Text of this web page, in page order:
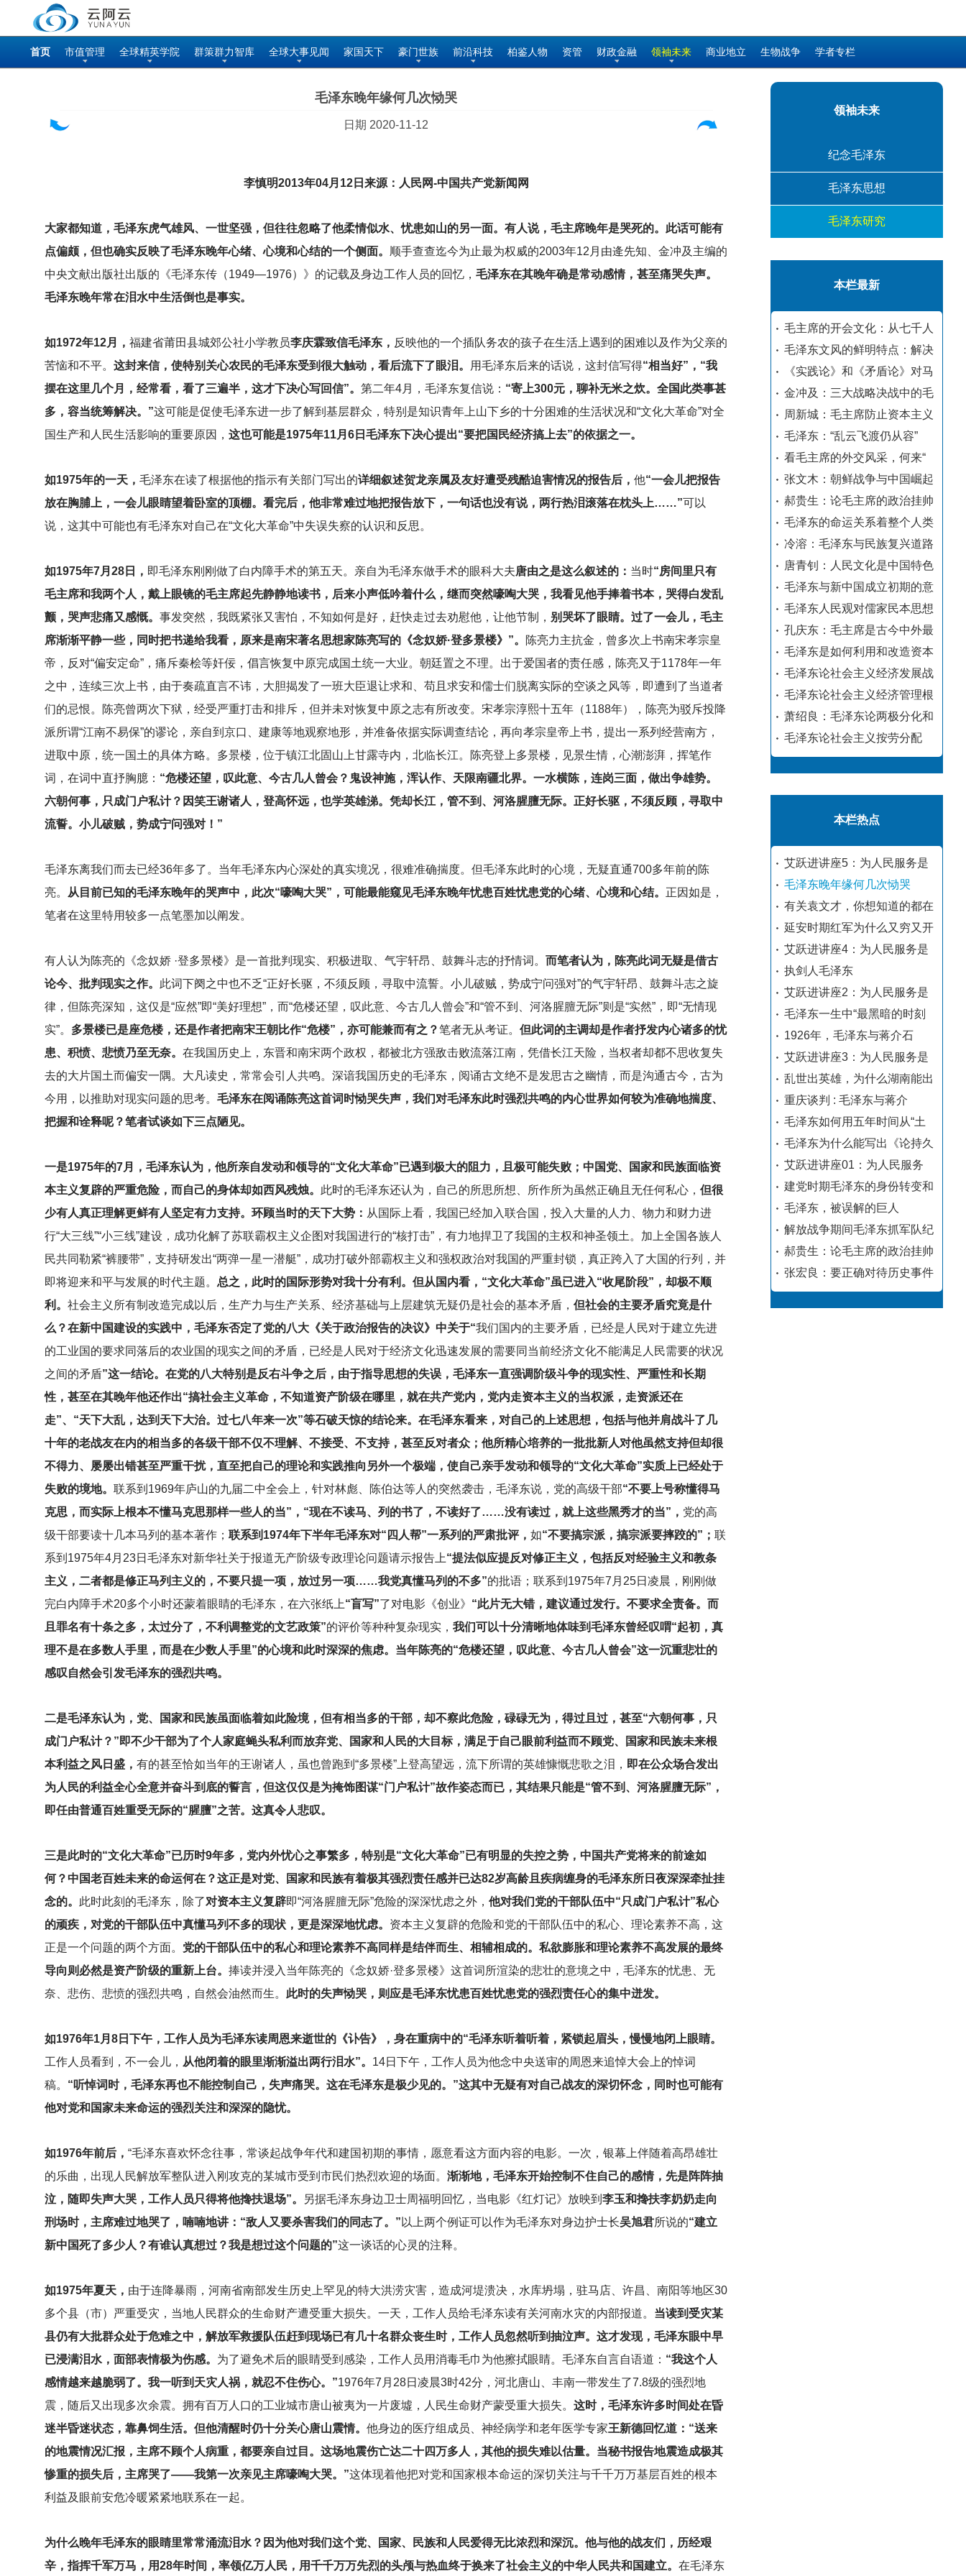
首页 市值管理 全球精英学院 群策群力智库 全球大事见闻 家国天下 豪门世族 前沿科技 柏鉴人物 资管 财政金融 领袖未来 商业地立 生物战争 学者专栏
毛泽东晚年缘何几次恸哭
日期 2020-11-12
李慎明2013年04月12日来源：人民网-中国共产党新闻网
大家都知道，毛泽东虎气雄风、一世坚强，但往往忽略了他柔情似水、忧患如山的另一面。有人说，毛主席晚年是哭死的。此话可能有
点偏颇，但也确实反映了毛泽东晚年心绪、心境和心结的一个侧面。 顺手查查迄今为止最为权威的2003年12月由逄先知、金冲及主编的
中央文献出版社出版的《毛泽东传（1949—1976）》的记载及身边工作人员的回忆， 毛泽东在其晚年确是常动感情，甚至痛哭失声。
毛泽东晚年常在泪水中生活倒也是事实。
如1972年12月， 福建省莆田县城郊公社小学教员李庆霖致信毛泽东， 反映他的一个插队务农的孩子在生活上遇到的困难以及作为父亲的
苦恼和不平。 这封来信，使特别关心农民的毛泽东受到很大触动，看后流下了眼泪。 用毛泽东后来的话说，这封信写得“相当好”，“我
摆在这里几个月，经常看，看了三遍半，这才下决心写回信”。 第二年4月，毛泽东复信说： “寄上300元，聊补无米之炊。全国此类事甚
多，容当统筹解决。”这可能是促使毛泽东进一步了解到基层群众，特别是知识青年上山下乡的十分困难的生活状况和“文化大革命”对全
国生产和人民生活影响的重要原因， 这也可能是1975年11月6日毛泽东下决心提出“要把国民经济搞上去”的依据之一。
如1975年的一天， 毛泽东在读了根据他的指示有关部门写出的详细叙述贺龙亲属及友好遭受残酷迫害情况的报告后， 他“一会儿把报告
放在胸脯上，一会儿眼睛望着卧室的顶棚。看完后，他非常难过地把报告放下，一句话也没有说，两行热泪滚落在枕头上……”可以
说，这其中可能也有毛泽东对自己在“文化大革命”中失误失察的认识和反思。
如1975年7月28日， 即毛泽东刚刚做了白内障手术的第五天。亲自为毛泽东做手术的眼科大夫唐由之是这么叙述的： 当时“房间里只有
毛主席和我两个人，戴上眼镜的毛主席起先静静地读书，后来小声低吟着什么，继而突然嚎啕大哭，我看见他手捧着书本，哭得白发乱
颤，哭声悲痛又感慨。 事发突然，我既紧张又害怕，不知如何是好，赶快走过去劝慰他，让他节制， 别哭坏了眼睛。过了一会儿，毛主
席渐渐平静一些，同时把书递给我看，原来是南宋著名思想家陈亮写的《念奴娇·登多景楼》”。
陈亮力主抗金，曾多次上书南宋孝宗皇
帝，反对“偏安定命”，痛斥秦桧等奸佞，倡言恢复中原完成国土统一大业。朝廷置之不理。出于爱国者的责任感，陈亮又于1178年一年
之中，连续三次上书，由于奏疏直言不讳，大胆揭发了一班大臣退让求和、苟且求安和儒士们脱离实际的空谈之风等，即遭到了当道者
们的忌恨。陈亮曾两次下狱，经受严重打击和排斥，但并未对恢复中原之志有所改变。宋孝宗淳熙十五年（1188年），陈亮为驳斥投降
派所谓“江南不易保”的谬论，亲自到京口、建康等地观察地形，并准备依据实际调查结论，再向孝宗皇帝上书，提出一系列经营南方，
进取中原，统一国土的具体方略。多景楼，位于镇江北固山上甘露寺内，北临长江。陈亮登上多景楼，见景生情，心潮澎湃，挥笔作
词，在词中直抒胸臆： “危楼还望，叹此意、今古几人曾会？鬼设神施，浑认作、天限南疆北界。一水横陈，连岗三面，做出争雄势。
六朝何事，只成门户私计？因笑王谢诸人，登高怀远，也学英雄涕。凭却长江，管不到、河洛腥膻无际。正好长驱，不须反顾，寻取中
流誓。小儿破贼，势成宁问强对！”
毛泽东离我们而去已经36年多了。当年毛泽东内心深处的真实境况，很难准确揣度。但毛泽东此时的心境，无疑直通700多年前的陈
亮。
从目前已知的毛泽东晚年的哭声中，此次“嚎啕大哭”，可能最能窥见毛泽东晚年忧患百姓忧患党的心绪、心境和心结。 正因如是，
笔者在这里特用较多一点笔墨加以阐发。
有人认为陈亮的《念奴娇 ·登多景楼》是一首批判现实、积极进取、气宇轩昂、鼓舞斗志的抒情词。 而笔者认为，陈亮此词无疑是借古
论今、批判现实之作。 此词下阕之中也不乏“正好长驱，不须反顾，寻取中流誓。小儿破贼，势成宁问强对”的气宇轩昂、鼓舞斗志之旋
律，但陈亮深知，这仅是“应然”即“美好理想”，而“危楼还望，叹此意、今古几人曾会”和“管不到、河洛腥膻无际”则是“实然”，即“无情现
实”。 多景楼已是座危楼，还是作者把南宋王朝比作“危楼”，亦可能兼而有之？笔者无从考证。 但此词的主调却是作者抒发内心诸多的忧
患、积愤、悲愤乃至无奈。 在我国历史上，东晋和南宋两个政权，都被北方强敌击败流落江南，凭借长江天险，当权者却都不思收复失
去的大片国土而偏安一隅。大凡读史，常常会引人共鸣。深谙我国历史的毛泽东，阅诵古文绝不是发思古之幽情，而是沟通古今，古为
今用，以推助对现实问题的思考。 毛泽东在阅诵陈亮这首词时恸哭失声，我们对毛泽东此时强烈共鸣的内心世界如何较为准确地揣度、
把握和诠释呢？笔者试谈如下三点陋见。
一是1975年的7月，毛泽东认为，他所亲自发动和领导的“文化大革命”已遇到极大的阻力，且极可能失败；中国党、国家和民族面临资
本主义复辟的严重危险，而自己的身体却如西风残烛。 此时的毛泽东还认为，自己的所思所想、所作所为虽然正确且无任何私心， 但很
少有人真正理解更鲜有人坚定有力支持。环顾当时的天下大势： 从国际上看，我国已经加入联合国，投入大量的人力、物力和财力进
行“大三线”“小三线”建设，成功化解了苏联霸权主义企图对我国进行的“核打击”，有力地捍卫了我国的主权和神圣领土。加上全国各族人
民共同勒紧“裤腰带”，支持研发出“两弹一星一潜艇”，成功打破外部霸权主义和强权政治对我国的严重封锁，真正跨入了大国的行列，并
即将迎来和平与发展的时代主题。 总之，此时的国际形势对我十分有利。但从国内看，“文化大革命”虽已进入“收尾阶段”，却极不顺
利。 社会主义所有制改造完成以后，生产力与生产关系、经济基础与上层建筑无疑仍是社会的基本矛盾， 但社会的主要矛盾究竟是什
么？在新中国建设的实践中，毛泽东否定了党的八大《关于政治报告的决议》中关于“我们国内的主要矛盾，已经是人民对于建立先进
的工业国的要求同落后的农业国的现实之间的矛盾，已经是人民对于经济文化迅速发展的需要同当前经济文化不能满足人民需要的状况
之间的矛盾”这一结论。在党的八大特别是反右斗争之后，由于指导思想的失误，毛泽东一直强调阶级斗争的现实性、严重性和长期
性，甚至在其晚年他还作出“搞社会主义革命，不知道资产阶级在哪里，就在共产党内，党内走资本主义的当权派，走资派还在
走”、“天下大乱，达到天下大治。过七八年来一次”等石破天惊的结论来。在毛泽东看来，对自己的上述思想，包括与他并肩战斗了几
十年的老战友在内的相当多的各级干部不仅不理解、不接受、不支持，甚至反对者众；他所精心培养的一批批新人对他虽然支持但却很
不得力、屡屡出错甚至严重干扰，直至把自己的理论和实践推向另外一个极端，使自己亲手发动和领导的“文化大革命”实质上已经处于
失败的境地。 联系到1969年庐山的九届二中全会上，针对林彪、陈伯达等人的突然袭击，毛泽东说，党的高级干部“不要上号称懂得马
克思，而实际上根本不懂马克思那样一些人的当”，“现在不读马、列的书了，不读好了……没有读过，就上这些黑秀才的当”， 党的高
级干部要读十几本马列的基本著作； 联系到1974年下半年毛泽东对“四人帮”一系列的严肃批评， 如“不要搞宗派，搞宗派要摔跤的”； 联
系到1975年4月23日毛泽东对新华社关于报道无产阶级专政理论问题请示报告上“提法似应提反对修正主义，包括反对经验主义和教条
主义，二者都是修正马列主义的，不要只提一项，放过另一项……我党真懂马列的不多”的批语；联系到1975年7月25日凌晨，刚刚做
完白内障手术20多个小时还蒙着眼睛的毛泽东，在六张纸上“盲写”了对电影《创业》 “此片无大错，建议通过发行。不要求全责备。而
且罪名有十条之多，太过分了，不利调整党的文艺政策”的评价等种种复杂现实， 我们可以十分清晰地体味到毛泽东曾经叹喟“起初，真
理不是在多数人手里，而是在少数人手里”的心境和此时深深的焦虑。当年陈亮的“危楼还望，叹此意、今古几人曾会”这一沉重悲壮的
感叹自然会引发毛泽东的强烈共鸣。
二是毛泽东认为，党、国家和民族虽面临着如此险境，但有相当多的干部，却不察此危险，碌碌无为，得过且过，甚至“六朝何事，只
成门户私计？”即不少干部为了个人家庭蝇头私利而放弃党、国家和人民的大目标，满足于自己眼前利益而不顾党、国家和民族未来根
本利益之风日盛， 有的甚至恰如当年的王谢诸人，虽也曾跑到“多景楼”上登高望远，流下所谓的英雄慷慨悲歌之泪， 即在公众场合发出
为人民的利益全心全意并奋斗到底的誓言，但这仅仅是为掩饰图谋“门户私计”故作姿态而已，其结果只能是“管不到、河洛腥膻无际”，
即任由普通百姓重受无际的“腥膻”之苦。这真令人悲叹。
三是此时的“文化大革命”已历时9年多，党内外忧心之事繁多，特别是“文化大革命”已有明显的失控之势，中国共产党将来的前途如
何？中国老百姓未来的命运何在？这正是对党、国家和民族有着极其强烈责任感并已达82岁高龄且疾病缠身的毛泽东所日夜深深牵扯挂
念的。 此时此刻的毛泽东，除了对资本主义复辟即“河洛腥膻无际”危险的深深忧虑之外， 他对我们党的干部队伍中“只成门户私计”私心
的顽疾，对党的干部队伍中真懂马列不多的现状，更是深深地忧虑。 资本主义复辟的危险和党的干部队伍中的私心、理论素养不高，这
正是一个问题的两个方面。 党的干部队伍中的私心和理论素养不高同样是结伴而生、相辅相成的。私欲膨胀和理论素养不高发展的最终
导向则必然是资产阶级的重新上台。 捧读并浸入当年陈亮的《念奴娇·登多景楼》这首词所渲染的悲壮的意境之中，毛泽东的忧患、无
奈、悲伤、悲愤的强烈共鸣，自然会油然而生。 此时的失声恸哭，则应是毛泽东忧患百姓忧患党的强烈责任心的集中迸发。
如1976年1月8日下午，工作人员为毛泽东读周恩来逝世的《讣告》，身在重病中的“毛泽东听着听着，紧锁起眉头，慢慢地闭上眼睛。
工作人员看到，不一会儿， 从他闭着的眼里渐渐溢出两行泪水”。 14日下午，工作人员为他念中央送审的周恩来追悼大会上的悼词
稿。 “听悼词时，毛泽东再也不能控制自己，失声痛哭。这在毛泽东是极少见的。”这其中无疑有对自己战友的深切怀念，同时也可能有
他对党和国家未来命运的强烈关注和深深的隐忧。
如1976年前后， “毛泽东喜欢怀念往事，常谈起战争年代和建国初期的事情，愿意看这方面内容的电影。一次，银幕上伴随着高昂雄壮
的乐曲，出现人民解放军整队进入刚攻克的某城市受到市民们热烈欢迎的场面。 渐渐地，毛泽东开始控制不住自己的感情，先是阵阵抽
泣，随即失声大哭，工作人员只得将他搀扶退场”。
另据毛泽东身边卫士周福明回忆，当电影《红灯记》放映到 李玉和搀扶李奶奶走向
刑场时，主席难过地哭了，喃喃地讲：“敌人又要杀害我们的同志了。” 以上两个例证可以作为毛泽东对身边护士长吴旭君所说的“建立
新中国死了多少人？有谁认真想过？我是想过这个问题的”这一谈话的心灵的注释。
如1975年夏天， 由于连降暴雨，河南省南部发生历史上罕见的特大洪涝灾害，造成河堤溃决，水库坍塌，驻马店、许昌、南阳等地区30
多个县（市）严重受灾，当地人民群众的生命财产遭受重大损失。一天，工作人员给毛泽东读有关河南水灾的内部报道。 当读到受灾某
县仍有大批群众处于危难之中，解放军救援队伍赶到现场已有几十名群众丧生时，工作人员忽然听到抽泣声。这才发现，毛泽东眼中早
已浸满泪水，面部表情极为伤感。 为了避免术后的眼睛受到感染，工作人员用消毒毛巾为他擦拭眼睛。毛泽东自言自语道： “我这个人
感情越来越脆弱了。我一听到天灾人祸，就忍不住伤心。”1976年7月28日凌晨3时42分，河北唐山、丰南一带发生了7.8级的强烈地
震，随后又出现多次余震。拥有百万人口的工业城市唐山被夷为一片废墟，人民生命财产蒙受重大损失。 这时，毛泽东许多时间处在昏
迷半昏迷状态，靠鼻饲生活。但他清醒时仍十分关心唐山震情。 他身边的医疗组成员、神经病学和老年医学专家王新德回忆道：“送来
的地震情况汇报，主席不顾个人病重，都要亲自过目。这场地震伤亡达二十四万多人，其他的损失难以估量。当秘书报告地震造成极其
惨重的损失后，主席哭了——我第一次亲见主席嚎啕大哭。”这体现着他把对党和国家根本命运的深切关注与千千万万基层百姓的根本
利益及眼前安危冷暖紧紧地联系在一起。
为什么晚年毛泽东的眼睛里常常涌流泪水？因为他对我们这个党、国家、民族和人民爱得无比浓烈和深沉。他与他的战友们，历经艰
辛，指挥千军万马，用28年时间，率领亿万人民，用千千万万先烈的头颅与热血终于换来了社会主义的中华人民共和国建立。 在毛泽东
领袖未来
纪念毛泽东
毛泽东思想
毛泽东研究
本栏最新
毛主席的开会文化：从七千人
毛泽东文风的鲜明特点：解决
《实践论》和《矛盾论》对马
金冲及：三大战略决战中的毛
周新城：毛主席防止资本主义
毛泽东：“乱云飞渡仍从容”
看毛主席的外交风采，何来“
张文木：朝鲜战争与中国崛起
郝贵生：论毛主席的政治挂帅
毛泽东的命运关系着整个人类
冷溶：毛泽东与民族复兴道路
唐青钊：人民文化是中国特色
毛泽东与新中国成立初期的意
毛泽东人民观对儒家民本思想
孔庆东：毛主席是古今中外最
毛泽东是如何利用和改造资本
毛泽东论社会主义经济发展战
毛泽东论社会主义经济管理根
萧绍良：毛泽东论两极分化和
毛泽东论社会主义按劳分配
本栏热点
艾跃进讲座5：为人民服务是
毛泽东晚年缘何几次恸哭
有关袁文才，你想知道的都在
延安时期红军为什么又穷又开
艾跃进讲座4：为人民服务是
执剑人毛泽东
艾跃进讲座2：为人民服务是
毛泽东一生中“最黑暗的时刻
1926年，毛泽东与蒋介石
艾跃进讲座3：为人民服务是
乱世出英雄，为什么湖南能出
重庆谈判 : 毛泽东与蒋介
毛泽东如何用五年时间从“土
毛泽东为什么能写出《论持久
艾跃进讲座01：为人民服务
建党时期毛泽东的身份转变和
毛泽东，被误解的巨人
解放战争期间毛泽东抓军队纪
郝贵生：论毛主席的政治挂帅
张宏良：要正确对待历史事件